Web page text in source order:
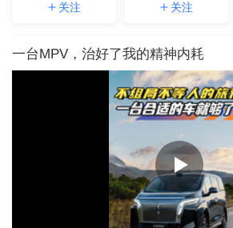
关注 关注
一台MPV，治好了我的精神内耗